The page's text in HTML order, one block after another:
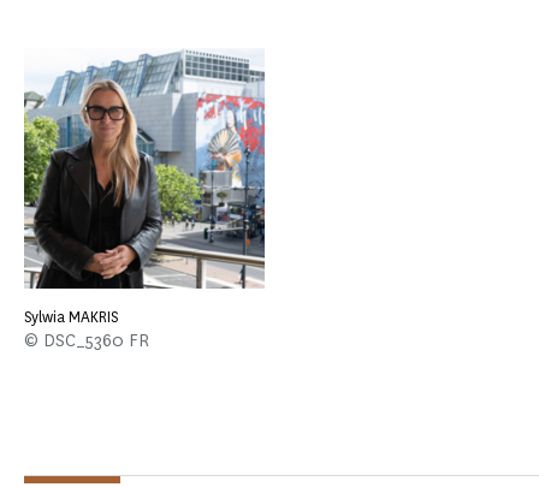
Sylwia MAKRIS
© DSC_5360 FR